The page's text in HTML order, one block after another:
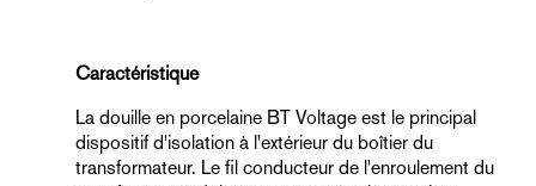
Caractéristique
La douille en porcelaine BT Voltage est le principal
dispositif d'isolation à l'extérieur du boîtier du
transformateur. Le fil conducteur de l'enroulement du